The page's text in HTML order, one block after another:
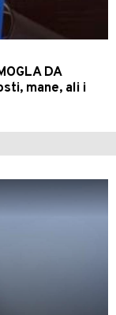
DA
mane, ali i